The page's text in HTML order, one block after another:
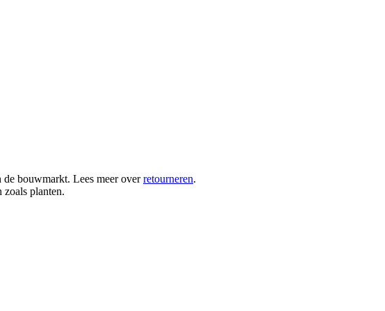
de bouwmarkt. Lees meer overretourneren.
zoals planten.